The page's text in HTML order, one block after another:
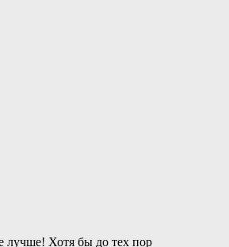
лучше! Хотя бы до тех пор